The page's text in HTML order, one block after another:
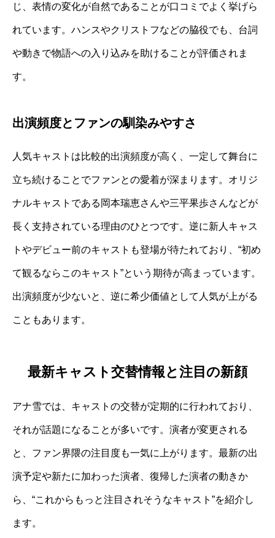
じ、表情の変化が自然であることが口コミでよく挙げら
れています。ハンスやクリストフなどの脇役でも、台詞
や動きで物語への入り込みを助けることが評価されま
す。
出演頻度とファンの馴染みやすさ
人気キャストは比較的出演頻度が高く、一定して舞台に
立ち続けることでファンとの愛着が深まります。オリジ
ナルキャストである岡本瑞恵さんや三平果歩さんなどが
長く支持されている理由のひとつです。逆に新人キャス
トやデビュー前のキャストも登場が待たれており、“初め
て観るならこのキャスト”という期待が高まっています。
出演頻度が少ないと、逆に希少価値として人気が上がる
こともあります。
最新キャスト交替情報と注目の新顔
アナ雪では、キャストの交替が定期的に行われており、
それが話題になることが多いです。演者が変更される
と、ファン界隈の注目度も一気に上がります。最新の出
演予定や新たに加わった演者、復帰した演者の動きか
ら、“これからもっと注目されそうなキャスト”を紹介し
ます。